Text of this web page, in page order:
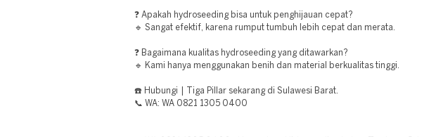
❓ Apakah hydroseeding bisa untuk penghijauan cepat?
🔹 Sangat efektif, karena rumput tumbuh lebih cepat dan merata.
❓ Bagaimana kualitas hydroseeding yang ditawarkan?
🔹 Kami hanya menggunakan benih dan material berkualitas tinggi.
☎️ Hubungi | Tiga Pillar sekarang di Sulawesi Barat.
📞 WA: WA 0821 1305 0400